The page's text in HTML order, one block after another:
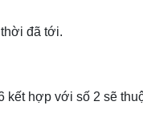
đã tới.
hợp với số 2 sẽ